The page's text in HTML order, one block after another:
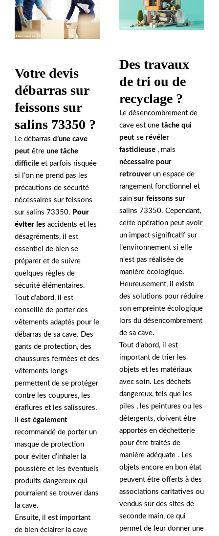
Votre devis
débarras sur
feissons sur
salins 73350 ?
Le débarras d’une cave
peut être une tâche
difficile et parfois risquée
si l’on ne prend pas les
précautions de sécurité
nécessaires sur feissons
sur salins 73350. Pour
éviter les accidents et les
désagréments, il est
essentiel de bien se
préparer et de suivre
quelques règles de
sécurité élémentaires.
Tout d’abord, il est
conseillé de porter des
vêtements adaptés pour le
débarras de sa cave. Des
gants de protection, des
chaussures fermées et des
vêtements longs
permettent de se protéger
contre les coupures, les
éraflures et les salissures.
est également
recommandé de porter un
masque de protection
pour éviter d’inhaler la
poussière et les éventuels
produits dangereux qui
pourraient se trouver dans
la cave.
Ensuite, il est important
de bien éclairer la cave
Des travaux
de tri ou de
recyclage ?
Le désencombrement de
cave est une tâche qui
peut se révéler
fastidieuse , mais
nécessaire pour
retrouver un espace de
rangement fonctionnel et
sain sur feissons sur
salins 73350. Cependant,
cette opération peut avoir
un impact significatif sur
l’environnement si elle
n’est pas réalisée de
manière écologique.
Heureusement, il existe
des solutions pour réduire
son empreinte écologique
lors du désencombrement
de sa cave.
Tout d’abord, il est
important de trier les
objets et les matériaux
avec soin. Les déchets
dangereux, tels que les
piles , les peintures ou les
détergents, doivent être
apportés en déchetterie
pour être traités de
manière adéquate . Les
objets encore en bon état
peuvent être offerts à des
associations caritatives ou
vendus sur des sites de
seconde main, ce qui
permet de leur donner une